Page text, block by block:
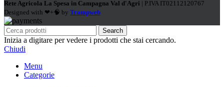
Rete Agricola La Spesa in Campagna Val d'Agri | P.IVA IT02112120767
Designed with ❤+🧠 by Trampweb
Search
Inizia a digitare per vedere i prodotti che stai cercando.
Chiudi
Menu
Categorie